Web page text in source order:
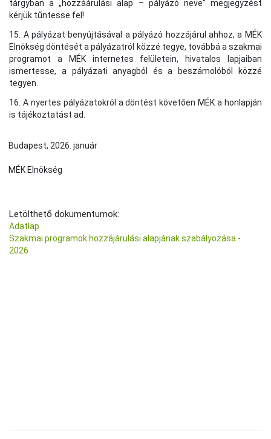
tárgyban a „hozzáárulási alap – pályázó neve” megjegyzést
kérjük tűntesse fel!
15. A pályázat benyújtásával a pályázó hozzájárul ahhoz, a MÉK
Elnökség döntését a pályázatról közzé tegye, továbbá a szakmai
programot a MÉK internetes felületein, hivatalos lapjaiban
ismertesse, a pályázati anyagból és a beszámolóból közzé
tegyen.
16. A nyertes pályázatokról a döntést követően MÉK a honlapján
is tájékoztatást ad.
Budapest, 2026. január
MÉK Elnökség
Letölthető dokumentumok:
Adatlap
Szakmai programok hozzájárulási alapjának szabályozása -
2026